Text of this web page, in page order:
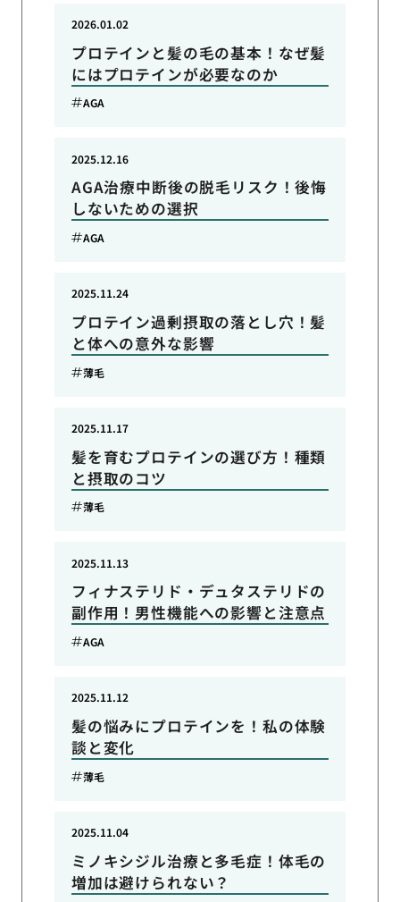
プロテインと髪の毛の基本！なぜ髪
にはプロテインが必要なのか
2026.01.02
AGA
AGA治療中断後の脱毛リスク！後悔
しないための選択
2025.12.16
AGA
プロテイン過剰摂取の落とし穴！髪
と体への意外な影響
2025.11.24
薄毛
髪を育むプロテインの選び方！種類
と摂取のコツ
2025.11.17
薄毛
フィナステリド・デュタステリドの
副作用！男性機能への影響と注意点
2025.11.13
AGA
髪の悩みにプロテインを！私の体験
談と変化
2025.11.12
薄毛
ミノキシジル治療と多毛症！体毛の
増加は避けられない？
2025.11.04